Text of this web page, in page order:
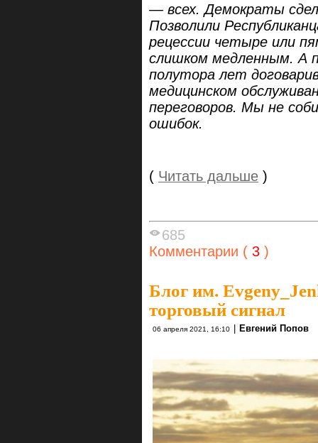
— всех. Демократы
Позволили
рецессии четыре или
слишком медленным. А
полутора лет
медицинском
переговоров. Мы не
ошибок.
( Читать дальше )
685
Комментарии ( 3 )
Блог им.
торговый сигнал
06 апреля 2021, 16:10 | Евгений Попов